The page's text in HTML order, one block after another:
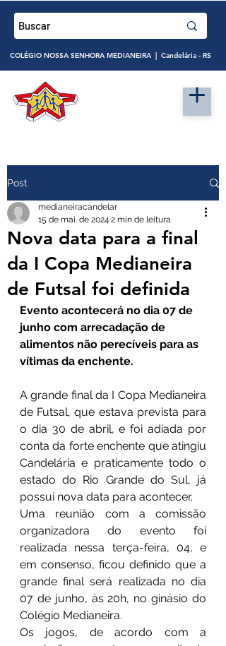
COLÉGIO NOSSA SENHORA MEDIANEIRA | Candelária - RS
Post
Nova data para a final
da I Copa Medianeira
de Futsal foi definida
medianeiracandelar
15 de mai. de 2024 2 min de leitura
Evento acontecerá no dia 07 de
junho com arrecadação de
alimentos não perecíveis para as
vítimas da enchente.
A grande final da I Copa Medianeira
de Futsal, que estava prevista para
o dia 30 de abril, e foi adiada por
conta da forte enchente que atingiu
Candelária e praticamente todo o
estado do Rio Grande do Sul, já
possui nova data para acontecer.
Uma reunião com a comissão
organizadora do evento foi
realizada nessa terça-feira, 04, e
em consenso, ficou definido que a
grande final será realizada no dia
07 de junho, às 20h, no ginásio do
Colégio Medianeira.
Os jogos, de acordo com a